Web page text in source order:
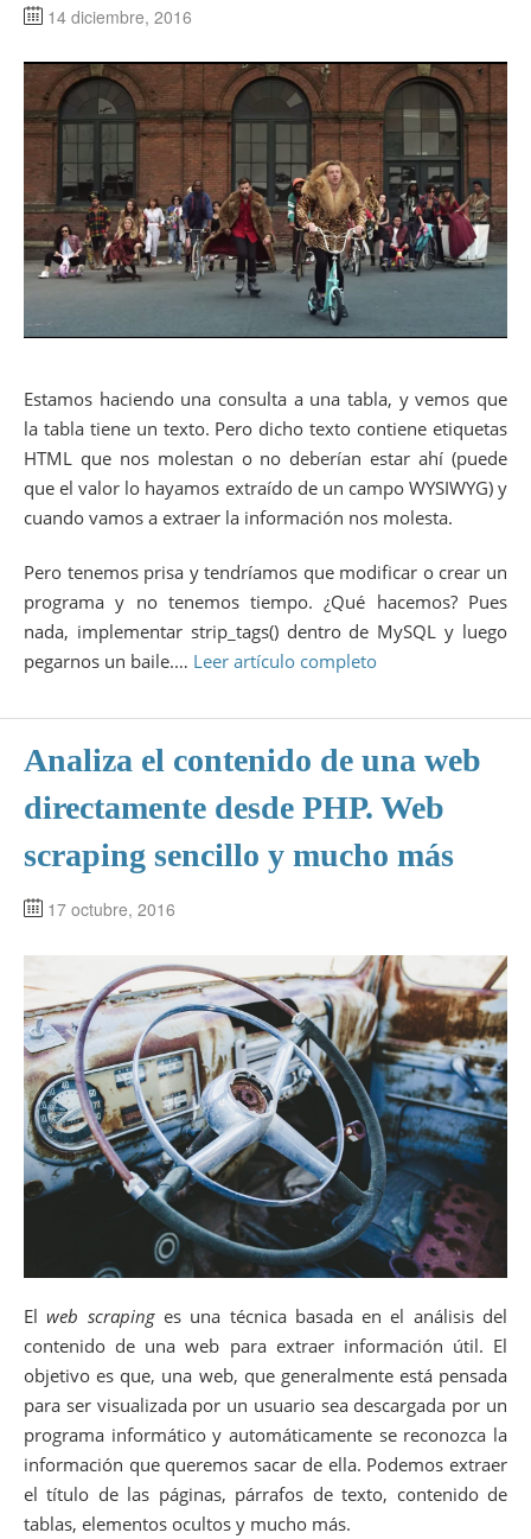
14 diciembre, 2016
Estamos haciendo una consulta a una tabla, y vemos que
la tabla tiene un texto. Pero dicho texto contiene etiquetas
HTML que nos molestan o no deberían estar ahí (puede
que el valor lo hayamos extraído de un campo WYSIWYG) y
cuando vamos a extraer la información nos molesta.
Pero tenemos prisa y tendríamos que modificar o crear un
programa y no tenemos tiempo. ¿Qué hacemos? Pues
nada, implementar strip_tags() dentro de MySQL y luego
pegarnos un baile.… Leer artículo completo
Analiza el contenido de una web
directamente desde PHP. Web
scraping sencillo y mucho más
17 octubre, 2016
Elweb scrapinges una técnica basada en el análisis del
contenido de una web para extraer información útil. El
objetivo es que, una web, que generalmente está pensada
para ser visualizada por un usuario sea descargada por un
programa informático y automáticamente se reconozca la
información que queremos sacar de ella. Podemos extraer
el título de las páginas, párrafos de texto, contenido de
tablas, elementos ocultos y mucho más.